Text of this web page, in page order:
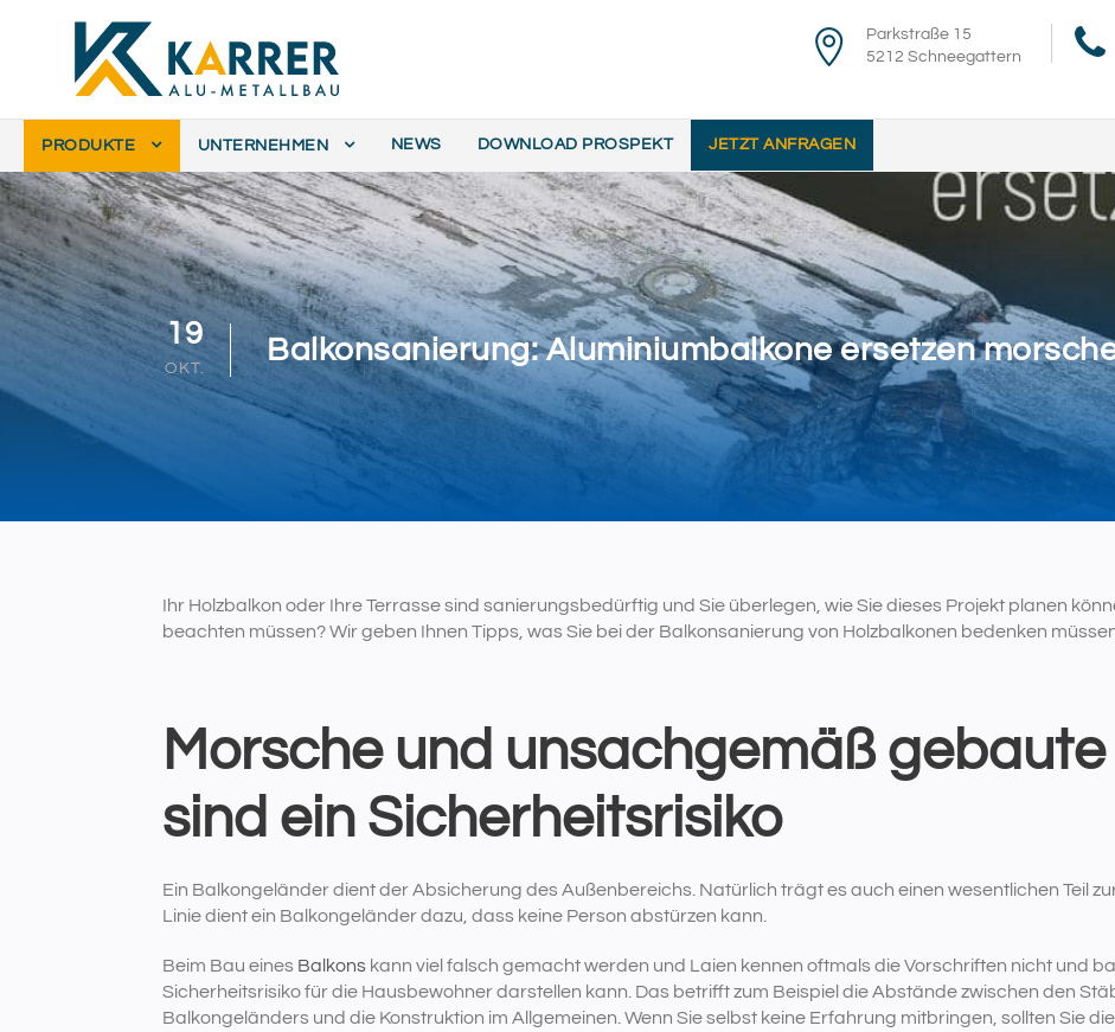
Parkstraße 15
5212 Schneegattern
PRODUKTE UNTERNEHMEN NEWS DOWNLOAD PROSPEKT JETZT ANFRAGEN
19
OKT.
Balkonsanierung: Aluminiumbalkone ersetzen
Ihr Holzbalkon oder Ihre Terrasse sind sanierungsbedürftig und Sie überlegen, wie Sie dieses Projekt planen
beachten müssen? Wir geben Ihnen Tipps, was Sie bei der Balkonsanierung von Holzbalkonen bedenken
Morsche und unsachgemäß
sind ein Sicherheitsrisiko
Ein Balkongeländer dient der Absicherung des Außenbereichs. Natürlich trägt es auch einen wesentlichen Teil
Linie dient ein Balkongeländer dazu, dass keine Person abstürzen kann.
Beim Bau eines Balkons kann viel falsch gemacht werden und Laien kennen oftmals die Vorschriften nicht und
Sicherheitsrisiko für die Hausbewohner darstellen kann. Das betrifft zum Beispiel die Abstände zwischen den
Balkongeländers und die Konstruktion im Allgemeinen. Wenn Sie selbst keine Erfahrung mitbringen, sollten Sie